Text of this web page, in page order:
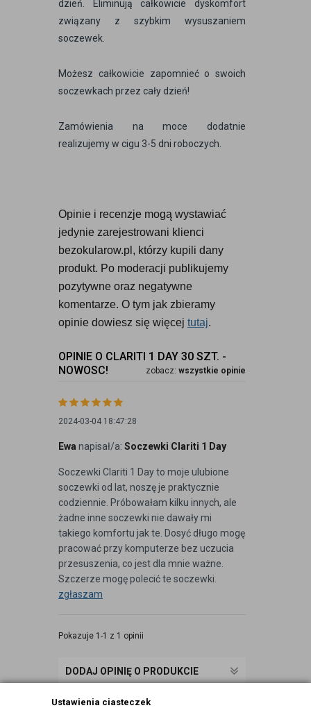
Ustawienia ciasteczek
dzień. Eliminują całkowicie dyskomfort
związany z szybkim wysuszaniem
soczewek.
Możesz całkowicie zapomnieć o swoich
soczewkach przez cały dzień!
Zamówienia na moce dodatnie
realizujemy w cigu 3-5 dni roboczych.
Opinie i recenzje mogą wystawiać
jedynie zarejestrowani klienci
bezokularow.pl, którzy kupili dany
produkt. Po moderacji publikujemy
pozytywne oraz negatywne
komentarze. O tym jak zbieramy
opinie dowiesz się więcej tutaj.
OPINIE O CLARITI 1 DAY 30 SZT. -
NOWOSC!
zobacz: wszystkie opinie
2024-03-04 18:47:28
Ewa napisał/a: Soczewki Clariti 1 Day
Soczewki Clariti 1 Day to moje ulubione
soczewki od lat, noszę je praktycznie
codziennie. Próbowałam kilku innych, ale
żadne inne soczewki nie dawały mi
takiego komfortu jak te. Dosyć długo mogę
pracować przy komputerze bez uczucia
przesuszenia, co jest dla mnie ważne.
Szczerze mogę polecić te soczewki.
zgłaszam
Pokazuje 1-1 z 1 opinii
DODAJ OPINIĘ O PRODUKCIE